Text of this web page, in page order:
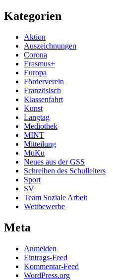
Kategorien
Aktion
Auszeichnungen
Corona
Erasmus+
Europa
Förderverein
Französisch
Klassenfahrt
Kunst
Langtag
Mediothek
MINT
Mitteilung
MuKu
Neues aus der GSS
Schreiben des Schulleiters
Sport
SV
Team Soziale Arbeit
Wettbewerbe
Meta
Anmelden
Eintrags-Feed
Kommentar-Feed
WordPress.org